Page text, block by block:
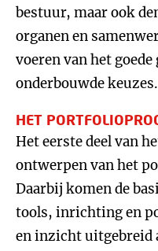
bestuur, maar ook
organen en
voeren van het
onderbouwde keuzes.
HET
Het eerste deel van
ontwerpen van het
Daarbij komen de
tools, inrichting en
en inzicht uitgebreid